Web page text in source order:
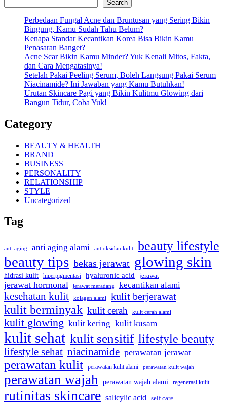
Search
Perbedaan Fungal Acne dan Bruntusan yang Sering Bikin
Bingung, Kamu Sudah Tahu Belum?
Kenapa Standar Kecantikan Korea Bisa Bikin Kamu
Penasaran Banget?
Acne Scar Bikin Kamu Minder? Yuk Kenali Mitos, Fakta,
dan Cara Mengatasinya!
Setelah Pakai Peeling Serum, Boleh Langsung Pakai Serum
Niacinamide? Ini Jawaban yang Kamu Butuhkan!
Urutan Skincare Pagi yang Bikin Kulitmu Glowing dari
Bangun Tidur, Coba Yuk!
Category
BEAUTY & HEALTH
BRAND
BUSINESS
PERSONALITY
RELATIONSHIP
STYLE
Uncategorized
Tag
anti aging anti aging alami antioksidan kulit beauty lifestyle
beauty tips bekas jerawat glowing skin
hidrasi kulit hiperpigmentasi hyaluronic acid jerawat
jerawat hormonal jerawat meradang kecantikan alami
kesehatan kulit kolagen alami kulit berjerawat
kulit berminyak kulit cerah kulit cerah alami
kulit glowing kulit kering kulit kusam
kulit sehat kulit sensitif lifestyle beauty
lifestyle sehat niacinamide perawatan jerawat
perawatan kulit perawatan kulit alami perawatan kulit wajah
perawatan wajah perawatan wajah alami regenerasi kulit
rutinitas skincare salicylic acid self care